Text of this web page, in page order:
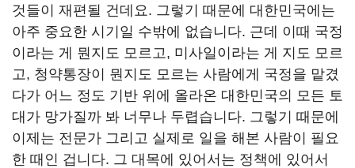
것들이 재편될 건데요. 그렇기 때문에 대한민국에는
아주 중요한 시기일 수밖에 없습니다. 근데 이때 국정
이라는 게 뭔지도 모르고, 미사일이라는 게 지도 모르
고, 청약통장이 뭔지도 모르는 사람에게 국정을 맡겼
다가 어느 정도 기반 위에 올라온 대한민국의 모든 토
대가 망가질까 봐 너무나 두렵습니다. 그렇기 때문에
이제는 전문가 그리고 실제로 일을 해본 사람이 필요
한 때인 겁니다. 그 대목에 있어서는 정책에 있어서